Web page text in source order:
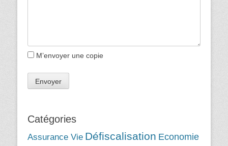
M’envoyer une copie
Catégories
Assurance Vie Défiscalisation Economie